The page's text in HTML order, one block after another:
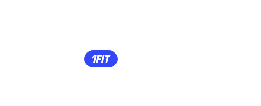
Page
4 Page